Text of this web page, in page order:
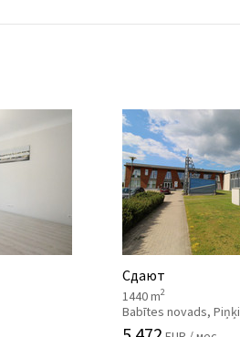
Сдают
1440 m2
Babītes novads, Piņķi